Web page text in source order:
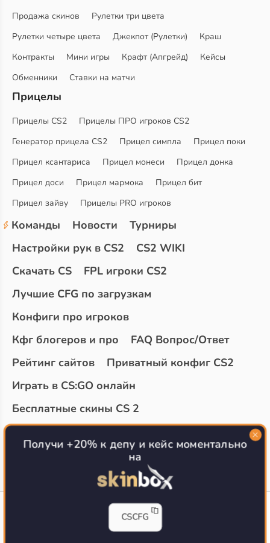
Продажа скинов
Рулетки три цвета
Рулетки четыре цвета
Джекпот (Рулетки)
Краш
Контракты
Мини игры Крафт (Апгрейд)
Кейсы
Обменники
Ставки на матчи
Прицелы
Прицелы CS2
Прицелы ПРО игроков CS2
Генератор прицела CS2
Прицел симпла
Прицел поки
Прицел ксантариса
Прицел монеси
Прицел донка
Прицел доси
Прицел мармока
Прицел бит
Прицел зайву
Прицелы PRO игроков
Команды Новости
Турниры
Настройки рук в CS2
CS2 WIKI
Скачать CS
FPL игроки CS2
Лучшие CFG по загрузкам
Конфиги про игроков
Кфг блогеров и про
FAQ Вопрос/Ответ
Рейтинг сайтов
Приватный конфиг CS2
Играть в CS:GO онлайн
Бесплатные скины CS 2
Получи +20% к депу и кейс моментально
на
CSCFG